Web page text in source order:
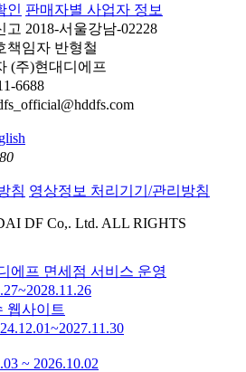
인 판매자별 사업자 정보
고 2018-서울강남-02228
책임자 반형철
(주)현대디에프
6688
침 영상정보 처리기기/관리방침
DF Co,. Ltd. ALL RIGHTS
에프 면세점 서비스 운영
웹사이트
~ 2026.10.02